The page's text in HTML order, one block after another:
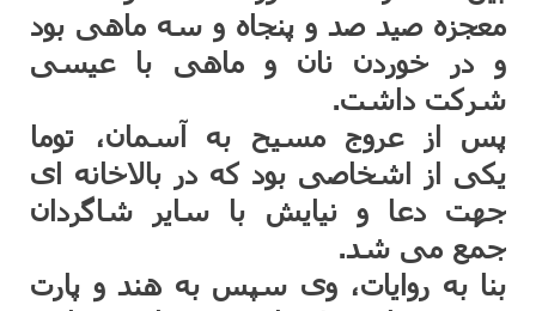
معجزه صید صد و پنجاه و سه ماهی بود
و در خوردن نان و ماهی با عیسی
شرکت داشت.
پس از عروج مسیح به آسمان، توما
یکی از اشخاصی بود که در بالاخانه ای
جهت دعا و نیایش با سایر شاگردان
جمع می شد.
بنا به روایات، وی سپس به هند و پارت